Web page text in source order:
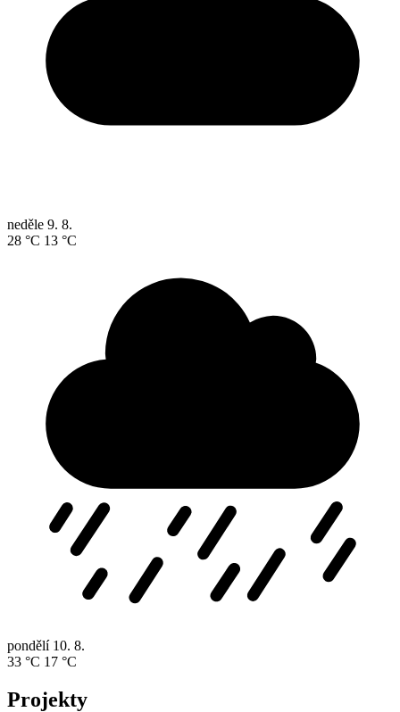
neděle 9. 8.
28 °C 13 °C
pondělí 10. 8.
33 °C 17 °C
Projekty